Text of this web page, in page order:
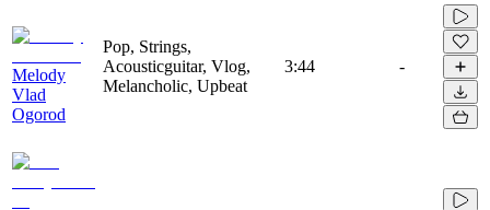
Melody
Vlad
Ogorod
Pop, Strings,
Acousticguitar, Vlog,
Melancholic, Upbeat
3:44 -